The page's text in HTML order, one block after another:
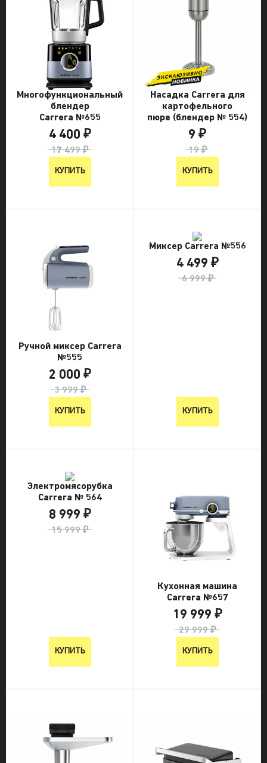
Многофункциональный
блендер
Carrera №655
4 400 ₽
17 499 ₽
КУПИТЬ
Насадка Carrera для
картофельного
пюре (блендер № 554)
9 ₽
19 ₽
КУПИТЬ
Ручной миксер Carrera
№555
2 000 ₽
3 999 ₽
КУПИТЬ
Миксер Carrera №556
4 499 ₽
6 999 ₽
КУПИТЬ
Электромясорубка
Carrera № 564
8 999 ₽
15 999 ₽
КУПИТЬ
Кухонная машина
Carrera №657
19 999 ₽
29 999 ₽
КУПИТЬ